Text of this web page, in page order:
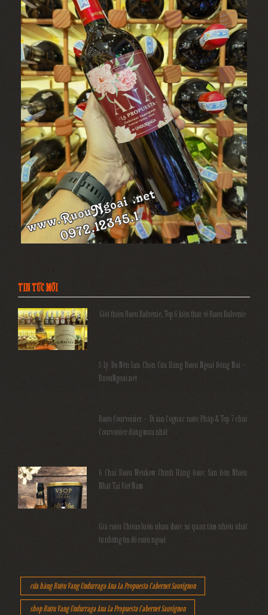
TIN TỨC MỚI
Giới thiệu Rượu Balvenie, Top 6 kiến thức về Rượu Balvenie
5 Lý Do Nên Lựa Chọn Cửa Hàng Rượu Ngoại Đồng Nai –
RuouNgoai.net
Rượu Courvoisier – Di sản Cognac nước Pháp & Top 7 chai
Courvoisier đáng mua nhất
6 Chai Rượu Meukow Chính Hãng Được Săn Đón Nhiều
Nhất Tại Việt Nam
Giá rượu Chivas luôn nhận được sự quan tâm nhiều nhất
từ những tín đồ rượu ngoại
cửa hàng Rượu Vang Undurraga Ana La Propuesta Cabernet Sauvignon
shop Rượu Vang Undurraga Ana La Propuesta Cabernet Sauvignon